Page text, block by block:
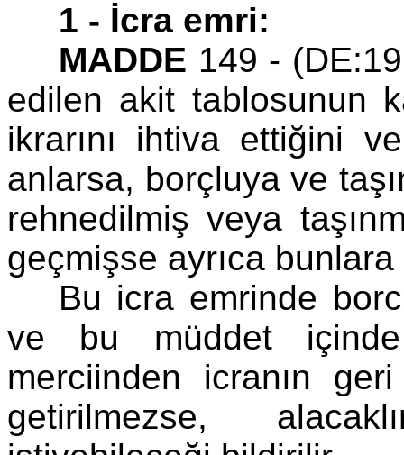
1 - İcra emri:
MADDE 149 -
edilen akit tablosunun
ikrarını ihtiva ettiğini
anlarsa, borçluya ve
rehnedilmiş veya
geçmişse ayrıca
Bu icra emrinde
ve bu müddet
merciinden icranın
getirilmezse,